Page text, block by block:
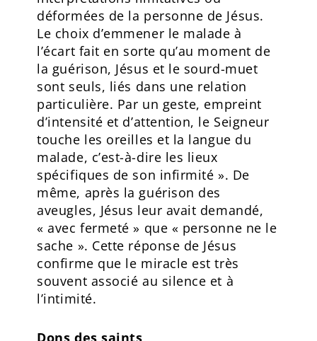
déformées de la personne de Jésus.
Le choix d’emmener le malade à
l’écart fait en sorte qu’au moment de
la guérison, Jésus et le sourd-muet
sont seuls, liés dans une relation
particulière. Par un geste, empreint
d’intensité et d’attention, le Seigneur
touche les oreilles et la langue du
malade, c’est-à-dire les lieux
spécifiques de son infirmité ». De
même, après la guérison des
aveugles, Jésus leur avait demandé,
« avec fermeté » que « personne ne le
sache ». Cette réponse de Jésus
confirme que le miracle est très
souvent associé au silence et à
l’intimité.
Dons des saints